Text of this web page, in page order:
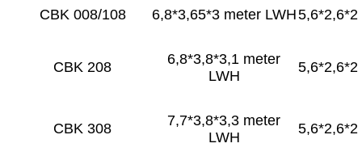
CBK 008/108 6,8*3,65*3 meter LWH5,6*2,6*2
CBK 208
6,8*3,8*3,1 meter
LWH
5,6*2,6*2
CBK 308
7,7*3,8*3,3 meter
LWH
5,6*2,6*2